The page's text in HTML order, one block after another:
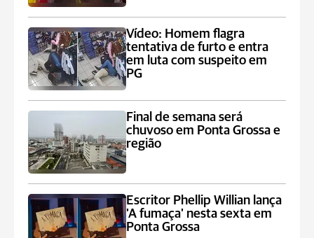
Vídeo: Homem flagra
tentativa de furto e entra
em luta com suspeito em
PG
Final de semana será
chuvoso em Ponta Grossa e
região
Escritor Phellip Willian lança
'A fumaça' nesta sexta em
Ponta Grossa